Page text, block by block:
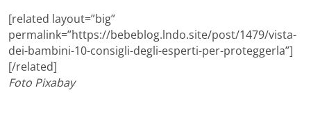
[related layout=”big”
permalink=”https://bebeblog.lndo.site/post/1479/vista-
dei-bambini-10-consigli-degli-esperti-per-proteggerla”]
[/related]
Foto Pixabay